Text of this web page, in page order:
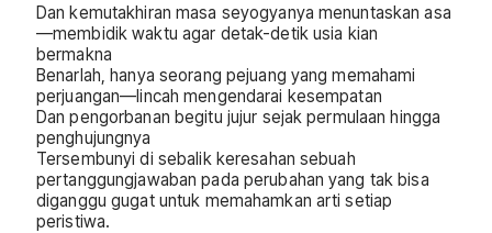
Dan kemutakhiran masa seyogyanya menuntaskan asa
—membidik waktu agar detak-detik usia kian
bermakna
Benarlah, hanya seorang pejuang yang memahami
perjuangan—lincah mengendarai kesempatan
Dan pengorbanan begitu jujur sejak permulaan hingga
penghujungnya
Tersembunyi di sebalik keresahan sebuah
pertanggungjawaban pada perubahan yang tak bisa
diganggu gugat untuk memahamkan arti setiap
peristiwa.